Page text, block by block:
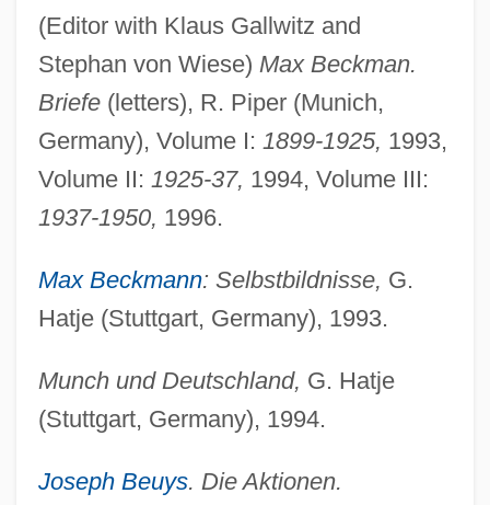
(Editor with Klaus Gallwitz and
Stephan von Wiese) Max Beckman.
Briefe(letters), R. Piper (Munich,
Germany), Volume I: 1899-1925, 1993,
Volume II: 1925-37, 1994, Volume III:
1937-1950, 1996.
Max Beckmann: Selbstbildnisse, G.
Hatje (Stuttgart, Germany), 1993.
Munch und Deutschland, G. Hatje
(Stuttgart, Germany), 1994.
Joseph Beuys. Die Aktionen.